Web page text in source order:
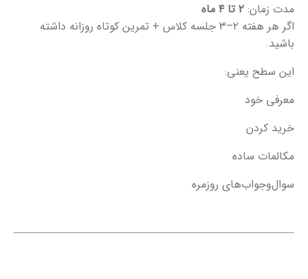
مدت زمان: ۲ تا ۴ ماه
اگر هر هفته ۲–۳ جلسه کلاس + تمرین کوتاه روزانه داشته
باشید.
این سطح یعنی:
معرفی خود
خرید کردن
مکالمات ساده
سوال‌وجواب‌های روزمره